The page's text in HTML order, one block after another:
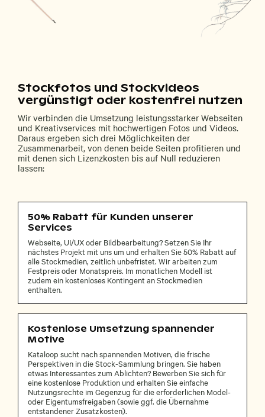
Stockfotos und Stockvideos
vergünstigt oder kostenfrei nutzen
Wir verbinden die Umsetzung leistungsstarker Webseiten
und Kreativservices mit hochwertigen Fotos und Videos.
Daraus ergeben sich drei Möglichkeiten der
Zusammenarbeit, von denen beide Seiten profitieren und
mit denen sich Lizenzkosten bis auf Null reduzieren
lassen:
50% Rabatt für Kunden unserer
Services
Webseite, UI/UX oder Bildbearbeitung? Setzen Sie Ihr
nächstes Projekt mit uns um und erhalten Sie 50% Rabatt auf
alle Stockmedien, zeitlich unbefristet. Wir arbeiten zum
Festpreis oder Monatspreis. Im monatlichen Modell ist
zudem ein kostenloses Kontingent an Stockmedien
enthalten.
Kostenlose Umsetzung spannender
Motive
Kataloop sucht nach spannenden Motiven, die frische
Perspektiven in die Stock-Sammlung bringen. Sie haben
etwas Interessantes zum Ablichten? Bewerben Sie sich für
eine kostenlose Produktion und erhalten Sie einfache
Nutzungsrechte im Gegenzug für die erforderlichen Model-
oder Eigentumsfreigaben (sowie ggf. die Übernahme
entstandener Zusatzkosten).